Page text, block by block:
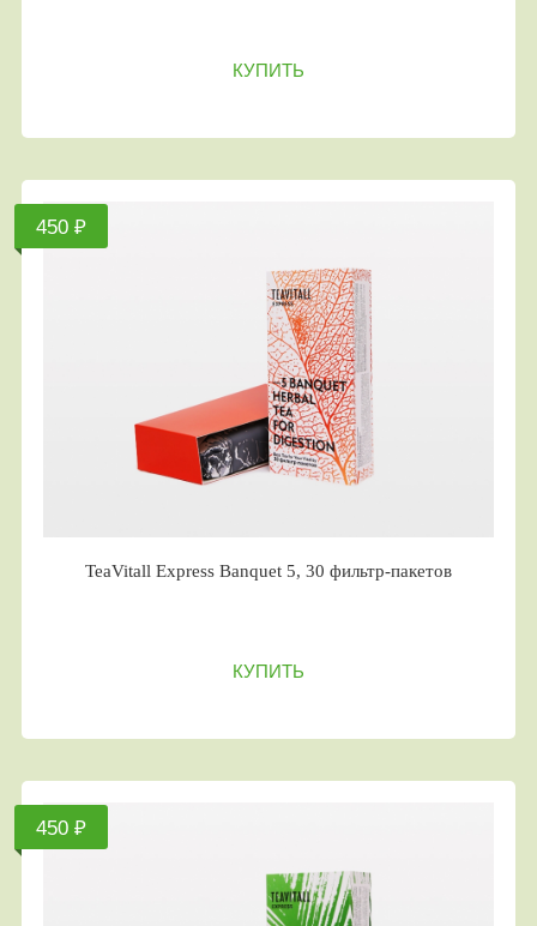
КУПИТЬ
450 ₽
TeaVitall Express Banquet 5, 30 фильтр-пакетов
КУПИТЬ
450 ₽